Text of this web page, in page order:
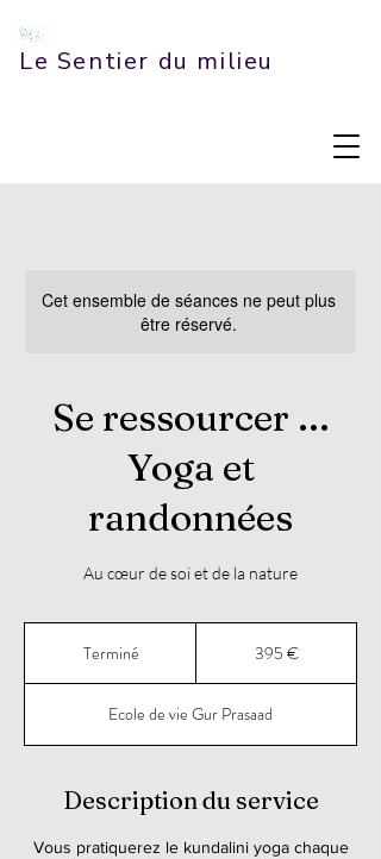
Le Sentier du milieu
Cet ensemble de séances ne peut plus
être réservé.
Se ressourcer ...
Yoga et
randonnées
Au cœur de soi et de la nature
Terminé
m
i
395 €
Ecole de vie Gur Prasaad
Description du service
Vous pratiquerez le kundalini yoga chaque